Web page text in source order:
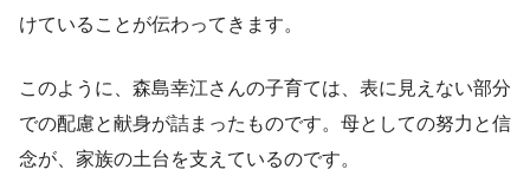
けていることが伝わってきます。
このように、森島幸江さんの子育ては、表に見えない部分
での配慮と献身が詰まったものです。母としての努力と信
念が、家族の土台を支えているのです。